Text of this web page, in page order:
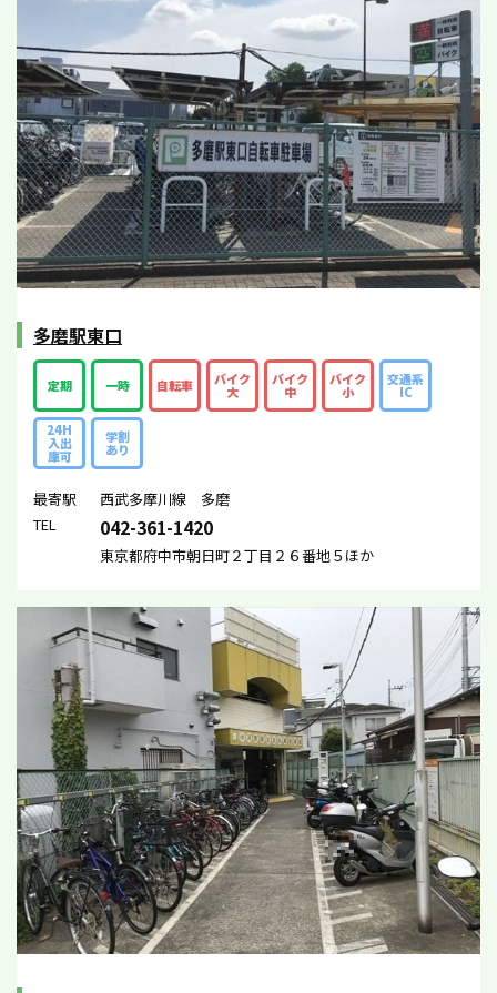
多磨駅東口
定期 一時 自転車 バイク
大
バイク
中
バイク
小
交通系
IC
24H
入出
庫可
学割
あり
最寄駅
西武多摩川線 多磨
TEL
042-361-1420
東京都府中市朝日町２丁目２６番地５ほか